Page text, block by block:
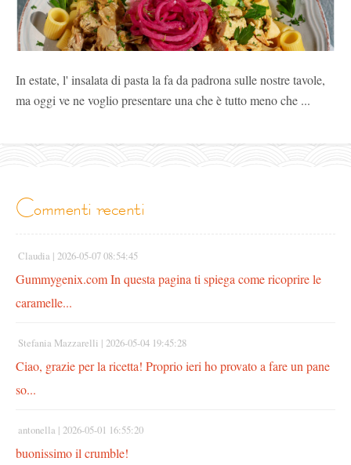
In estate, l' insalata di pasta la fa da padrona sulle nostre tavole,
ma oggi ve ne voglio presentare una che è tutto meno che ...
commenti recenti
Claudia | 2026-05-07 08:54:45
Gummygenix.com In questa pagina ti spiega come ricoprire le
caramelle...
Stefania Mazzarelli | 2026-05-04 19:45:28
Ciao, grazie per la ricetta! Proprio ieri ho provato a fare un pane
so...
antonella | 2026-05-01 16:55:20
buonissimo il crumble!